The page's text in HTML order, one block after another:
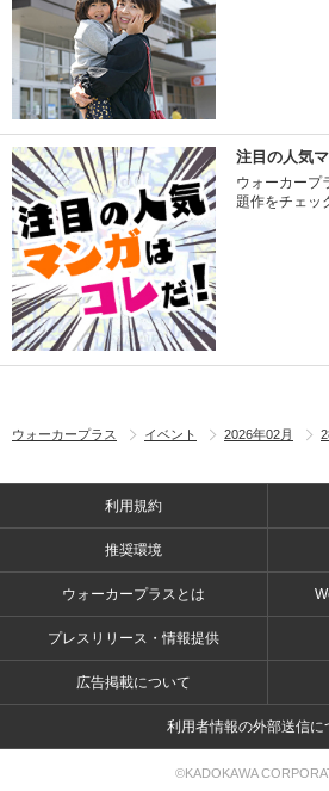
注目の人気
ウォーカープ
題作をチェッ
ウォーカープラス イベント 2026年02月
利用規約
推奨環境
ウォーカープラスとは
プレスリリース・情報提供
広告掲載について
利用者情報の外部送信に
©KADOKAWA